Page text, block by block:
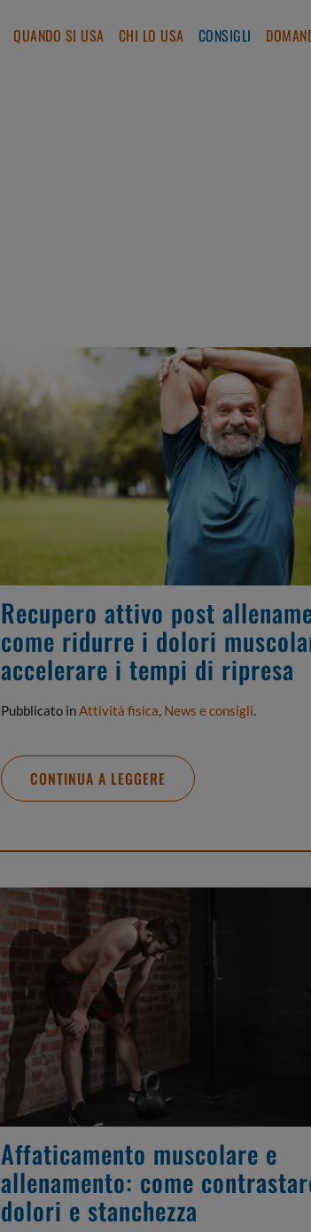
QUANDO SI USA CHI LO USA CONSIGLI
Recupero attivo post
come ridurre i dolori
accelerare i tempi di ripresa
Pubblicato inAttività fisica, News e consigli.
CONTINUA A LEGGERE
Affaticamento muscolare e
allenamento: come
dolori e stanchezza